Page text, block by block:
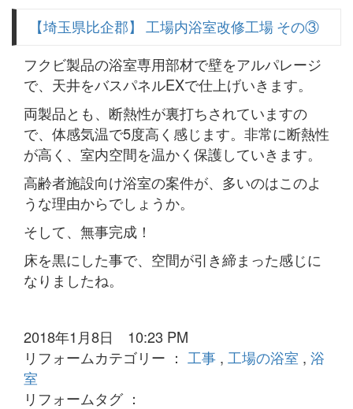
【埼玉県比企郡】 工場内浴室改修工場 その③
フクビ製品の浴室専用部材で壁をアルパレージ
で、天井をバスパネルEXで仕上げいきます。
両製品とも、断熱性が裏打ちされていますの
で、体感気温で5度高く感じます。非常に断熱性
が高く、室内空間を温かく保護していきます。
高齢者施設向け浴室の案件が、多いのはこのよ
うな理由からでしょうか。
そして、無事完成！
床を黒にした事で、空間が引き締まった感じに
なりましたね。
2018年1月8日 10:23 PM
リフォームカテゴリー ： 工事 , 工場の浴室 , 浴
室
リフォームタグ ：